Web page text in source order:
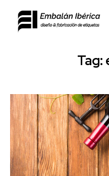
Tag:
Saltar al contenido